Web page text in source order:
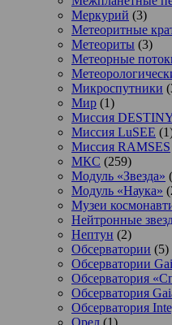
Меркурий (3)
Метеоритные
Метеориты (3)
Метеорные
Микроспутники
Мир (1)
Миссия
Миссия LuSEE
Миссия RAMSES
МКС (259)
Модуль «Звезда»
Модуль «Наука»
Музеи
Нейтронные
Нептун (2)
Обсерватории (5)
Обсерватории
Обсерватория
Обсерватория
Обсерватория
Орел (1)